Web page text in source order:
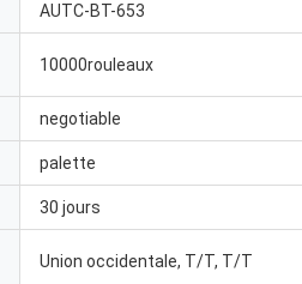
AUTC-BT-653
10000rouleaux
negotiable
palette
30 jours
Union occidentale, T/T, T/T